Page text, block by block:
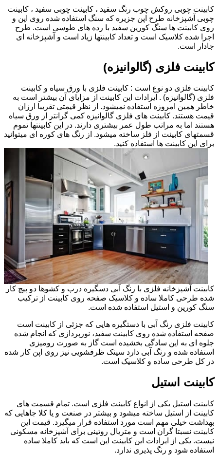
کابینت چوبی روکش چوب رنگ سفید ، کابینت چوبی سفید ، کابینت
چوبی آشپزخانه طرح اپن جزیره که سنگ استفاده شده روی اپن و
روی کابینت ها سنگ کورین سفید با رده های طوسی است. طرح
اجرا شده کلاسیک است و تعداد کابینتها زیاد است و آشپزخانه ای
جادار است.
کابینت فلزی (گالوانیزه)
کابینت فلزی دو نوع است : کابینت فلزی با ورق سیاه و کابینت
فلزی (گالوانیزه) . ایرادات این کابینت از مزایای آن بیشتر است به
خاطر همین امروزه استفاده نمیشود. از نظر قیمتی تقریبا ارزان
قیمت هستند. کابینت های فلزی گالوانیزه کمی گرانتر از ورق سیاه
هستند اما به مراتب طول عمر بیشتری دارند. در این کابینتها تموم
قسمتهای کابینت از فلز ساخته میشود. از رنگ های کوره ای میتوانید
برای این کابینت ها استفاده کنید.
کابینت آشپزخانه فلزی با رنگ آبی دسگیره درب و کشوها دو پیچ کار
شده طرحی کاملا ساده و کلاسیک صفحه روی کابینت از ترکیب
سنگ کورین و استیل استفاده شده است.
کابینت فلزی رنگ آبی با دستگیره هایی که جزئی از کابینت است
صفحه استفاده شده روی کابینت سفید، نورپردازی که انجام شده
جلوه ای به این سادگی بخشیده است گاز به صورت رومیزی
استفاده شده و رنگ آبی دارد سینک ظرفشویی نیز روی اپن کار شده
در کل طرحی ساده و کلاسیک است.
کابینت استیل
کابینت استیل یکی از انواع کابینت فلزی است. تمام قسمت های
کابینت از استیل ساخته میشود و بیشتر در صنعت و یا کلا جاهایی که
بهداشت خیلی مهم است مورد استفاده قرار میگیرد. قیمت این
کابینت نسبتا گران است و متریال روتینی برای آشپزخانه مسکونی
نیست. یکی از ایرادات این کابینت این است که باید کاملا ساده
استفاده شود و رنگ پذیری ندارد.